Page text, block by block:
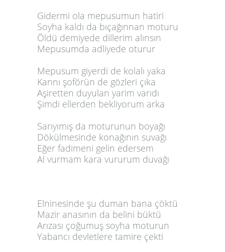
Gidermi ola mepusumun hatiri
Soyha kaldı da bıçağınnan moturu
Öldü demiyede dillerim alınsın
Mepusumda adliyede oturur
Mepusum giyerdi de kolalı yaka
Kannı şoförün de gözleri çıka
Aşiretten duyulan yarim varıdı
Şimdi ellerden bekliyorum arka
Sarıyımış da moturunun boyağı
Dökülmesinde konağının suvağı
Eğer fadimeni gelin edersem
Al vurmam kara vururum duvağı
Elninesinde şu duman bana çöktü
Mazir anasının da belini büktü
Arızası çoğumuş soyha moturun
Yabancı devletlere tamire çekti